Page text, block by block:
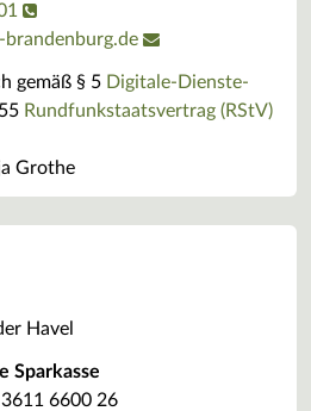
gemäß § 5 Digitale-Dienste-
Rundfunkstaatsvertrag (RStV)
Grothe
Havel
Sparkasse
6600 26